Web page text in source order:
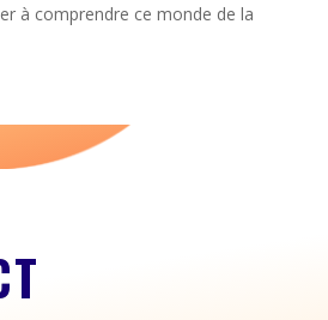
à comprendre ce monde de la